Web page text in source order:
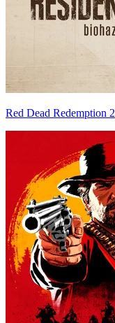
Red Dead Redemption 2